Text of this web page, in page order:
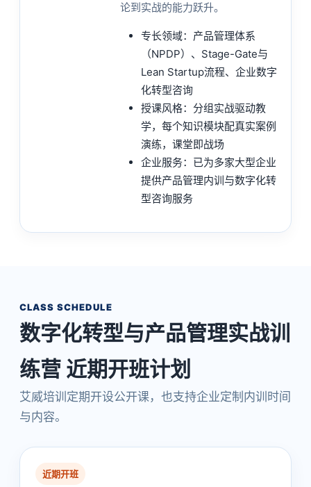
论到实战的能力跃升。
专长领域：产品管理体系
（NPDP）、Stage-Gate与
Lean Startup流程、企业数字
化转型咨询
授课风格：分组实战驱动教
学，每个知识模块配真实案例
演练，课堂即战场
企业服务：已为多家大型企业
提供产品管理内训与数字化转
型咨询服务
CLASS SCHEDULE
数字化转型与产品管理实战训
练营 近期开班计划
艾威培训定期开设公开课，也支持企业定制内训时间
与内容。
近期开班